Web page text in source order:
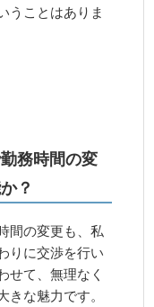
うことはありま
務時間の変
？
間の変更も、私
りに交渉を行い
せて、無理なく
な魅力です。